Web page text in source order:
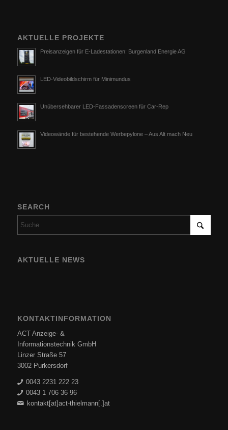
AKTUELLE PROJEKTE
Preisanzeigen für E-Ladestationen: Burgenland Energie AG
LED-Videobildschirm für Minimundus
Unübersehbarer LED-Fassadenscreen für Car-Rep
Videowände für bestehende Werbepylone – Aus Alt mach Neu
SEARCH
AKTUELLE NEWS
KONTAKTINFORMATION
ACT Anzeige- &
Informationstechnik GmbH
Linzer Straße 57
3002 Purkersdorf
0043 2231 222 23
0043 1 706 36 96
kontakt[at]act-thielmann[.]at